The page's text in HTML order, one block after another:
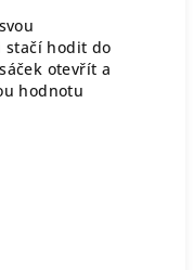
stačí hodit do
otevřít a
hodnotu